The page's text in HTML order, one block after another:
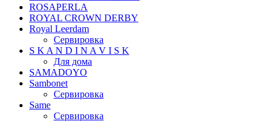
ROSAPERLA
ROYAL CROWN DERBY
Royal Leerdam
Сервировка
S K A N D I N A V I S K
Для дома
SAMADOYO
Sambonet
Сервировка
Same
Сервировка